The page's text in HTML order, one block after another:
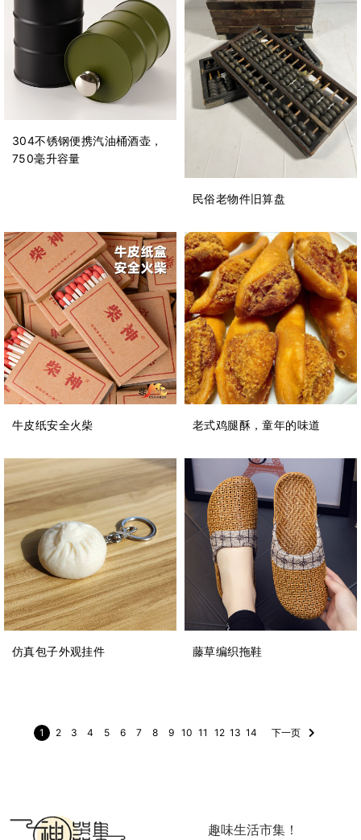
304不锈钢便携汽油桶酒壶，
750毫升容量
民俗老物件旧算盘
牛皮纸安全火柴 老式鸡腿酥，童年的味道
仿真包子外观挂件 藤草编织拖鞋
1 2 3 4 5 6 7 8 9 10 11 12 13 14 下一页
趣味生活市集！